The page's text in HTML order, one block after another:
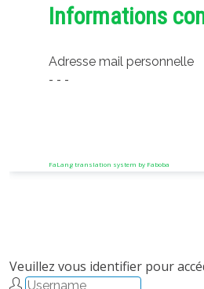
Informations
Adresse mail personnelle
- - -
FaLang translation system by Faboba
Veuillez vous identifier pour